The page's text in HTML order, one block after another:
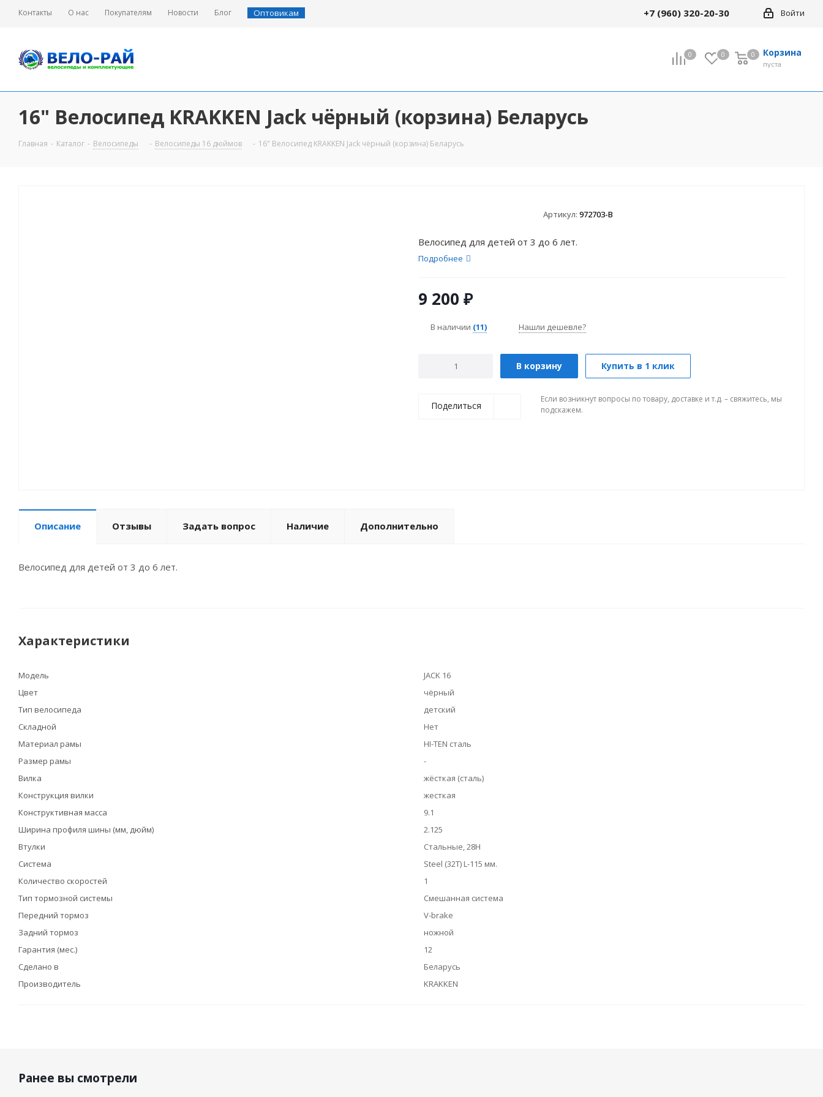
Контакты О нас Покупателям Новости Блог Оптовикам Войти
+7 (960) 320-20-30
0 0 Корзина
0
пуста
0
16" Велосипед KRAKKEN Jack чёрный (корзина) Беларусь
Главная - Каталог - Велосипеды - Велосипеды 16 дюймов - 16" Велосипед KRAKKEN Jack чёрный (корзина) Беларусь
Артикул: 972703-B
Велосипед для детей от 3 до 6 лет.
Подробнее
9 200 ₽
В наличии (11) Нашли дешевле?
В корзину Купить в 1 клик
Поделиться
Если возникнут вопросы по товару, доставке и т.д. – свяжитесь, мы
подскажем.
Описание Отзывы Задать вопрос Наличие Дополнительно
Велосипед для детей от 3 до 6 лет.
Характеристики
Модель
JACK 16
Цвет
чёрный
Тип велосипеда
детский
Складной
Нет
Материал рамы
HI-TEN сталь
Размер рамы
-
Вилка
жёсткая (сталь)
Конструкция вилки
жесткая
Конструктивная масса
9.1
Ширина профиля шины (мм, дюйм)
2.125
Втулки
Стальные, 28H
Система
Steel (32T) L-115 мм.
Количество скоростей
1
Тип тормозной системы
Смешанная система
Передний тормоз
V-brake
Задний тормоз
ножной
Гарантия (мес.)
12
Сделано в
Беларусь
Производитель
KRAKKEN
Ранее вы смотрели